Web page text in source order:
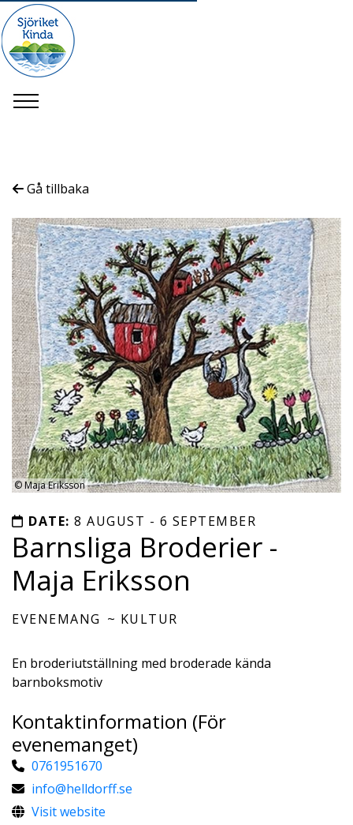
Gå tillbaka
©Maja Eriksson
DATE: 8 AUGUST - 6 SEPTEMBER
Barnsliga Broderier -
Maja Eriksson
EVENEMANG KULTUR
En broderiutställning med broderade kända
barnboksmotiv
Kontaktinformation (För
evenemanget)
0761951670
info@helldorff.se
Visit website